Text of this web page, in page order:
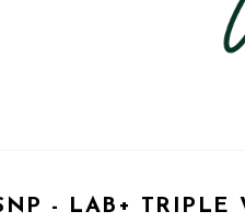
- LAB+ TRIPLE